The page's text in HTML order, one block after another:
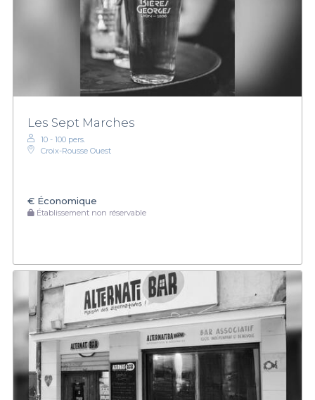
Les Sept Marches
10 - 100 pers.
Croix-Rousse Ouest
€ Économique
Établissement non réservable